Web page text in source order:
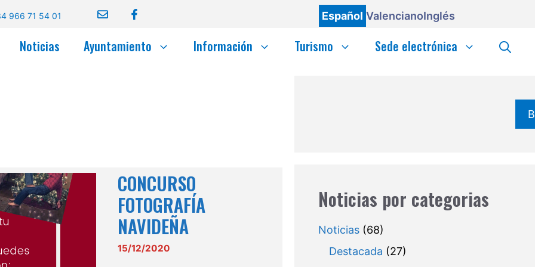
966 71 54 01 Español ValencianoInglés
Noticias Ayuntamiento Información Turismo Sede electrónica
CONCURSO
FOTOGRAFÍA
NAVIDEÑA
15/12/2020
Noticias por categorias
Noticias(68)
Destacada (27)